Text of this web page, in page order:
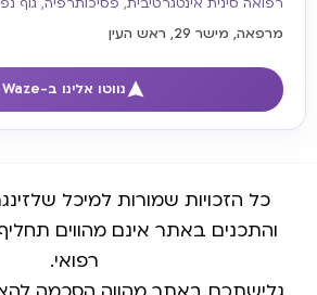
מרפאה, מישר 29, ראש העין
נווטו אלינו ב-Waze
כל הזכויות שמורות למיכל
והתכנים באתר אינם מהווים תחליף
רפואי.